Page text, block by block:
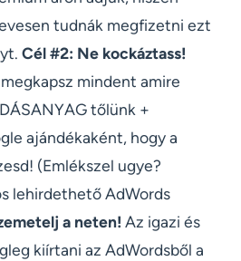
tudnák megfizetni ezt
Cél #2: Ne kockáztass!
mindent amire
tőlünk +
ajándékaként, hogy a
(Emlékszel ugye?
lehirdethető AdWords
a neten!Az igazi és
kiírtani az AdWordsből a